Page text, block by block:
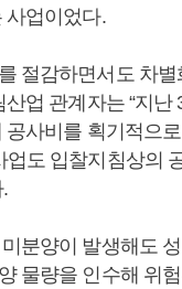
사업이었다.
절감하면서도 차
업 관계자는 “지난
공사비를 획기적으
업도 입찰지침상의
분양이 발생해도
물량을 인수해 위